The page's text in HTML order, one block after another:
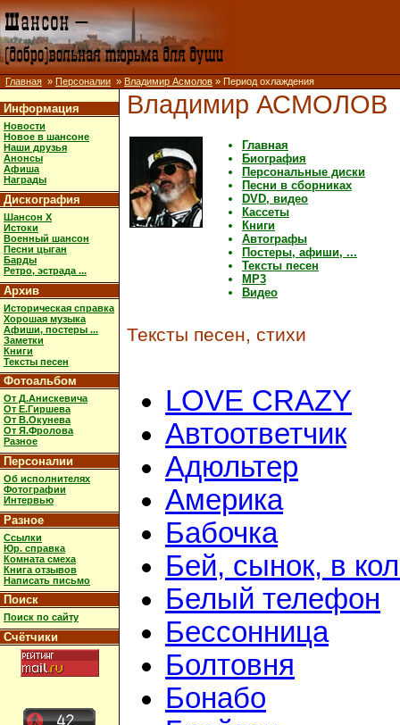
Главная » Персоналии » Владимир Асмолов » Период охлаждения
Информация
Новости
Новое в шансоне
Наши друзья
Анонсы
Афиша
Награды
Дискография
Шансон X
Истоки
Военный шансон
Песни цыган
Барды
Ретро, эстрада ...
Архив
Историческая справка
Хорошая музыка
Афиши, постеры ...
Заметки
Книги
Тексты песен
Фотоальбом
От Д.Анискевича
От Е.Гиршева
От В.Окунева
От Я.Фролова
Разное
Персоналии
Об исполнителях
Фотографии
Интервью
Разное
Ссылки
Юр. справка
Комната смеха
Книга отзывов
Написать письмо
Поиск
Поиск по сайту
Счётчики
Владимир АСМОЛОВ
Главная
Биография
Персональные диски
Песни в сборниках
DVD, видео
Кассеты
Книги
Автографы
Постеры, афиши, ...
Тексты песен
MP3
Видео
Тексты песен, стихи
LOVE CRAZY
Автоответчик
Адюльтер
Америка
Бабочка
Бей, сынок, в
Белый телефон
Бессонница
Болтовня
Бонабо